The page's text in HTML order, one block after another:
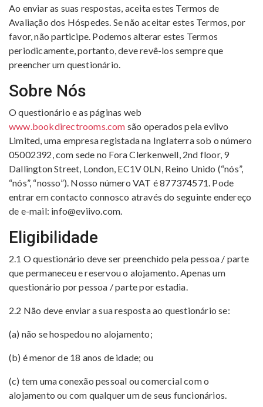
Ao enviar as suas respostas, aceita estes Termos de
Avaliação dos Hóspedes. Se não aceitar estes Termos, por
favor, não participe. Podemos alterar estes Termos
periodicamente, portanto, deve revê-los sempre que
preencher um questionário.
Sobre Nós
O questionário e as páginas web
www.bookdirectrooms.com são operados pela eviivo
Limited, uma empresa registada na Inglaterra sob o número
05002392, com sede no Fora Clerkenwell, 2nd floor, 9
Dallington Street, London, EC1V 0LN, Reino Unido (“nós”,
“nós”, “nosso”). Nosso número VAT é 877374571. Pode
entrar em contacto connosco através do seguinte endereço
de e-mail: info@eviivo.com.
Eligibilidade
2.1 O questionário deve ser preenchido pela pessoa / parte
que permaneceu e reservou o alojamento. Apenas um
questionário por pessoa / parte por estadia.
2.2 Não deve enviar a sua resposta ao questionário se:
(a) não se hospedou no alojamento;
(b) é menor de 18 anos de idade; ou
(c) tem uma conexão pessoal ou comercial com o
alojamento ou com qualquer um de seus funcionários.